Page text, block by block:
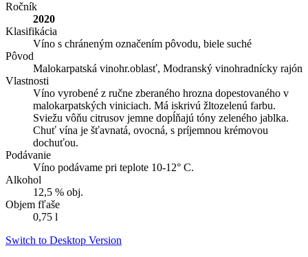
Ročník
2020
Klasifikácia
Víno s chráneným označením pôvodu, biele suché
Pôvod
Malokarpatská vinohr.oblasť, Modranský vinohradnícky rajón
Vlastnosti
Víno vyrobené z ručne zberaného hrozna dopestovaného v
malokarpatských viniciach. Má iskrivú žltozelenú farbu.
Sviežu vôňu citrusov jemne dopĺňajú tóny zeleného jablka.
Chuť vína je šťavnatá, ovocná, s príjemnou krémovou
dochuťou.
Podávanie
Víno podávame pri teplote 10-12° C.
Alkohol
12,5 % obj.
Objem fľaše
0,75 l
Switch to Desktop Version